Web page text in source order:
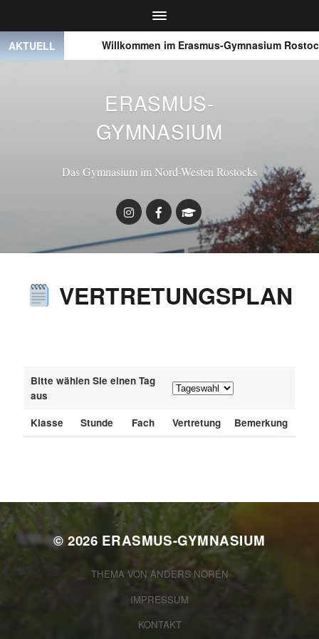
AKTUELL
● ● ● Willkommen im Erasmus-Gymnasium Rostock
ERASMUS-
GYMNASIUM
Das Gymnasium im Nord-Westen Rostocks
VERTRETUNGSPLAN
Bitte wählen Sie einen Tag
aus
Klasse
Stunde Fach Vertretung Bemerkung
© 2026 ERASMUS-GYMNASIUM
THEMA VON ANDERS NORÉN
IMPRESSUM
KONTAKT